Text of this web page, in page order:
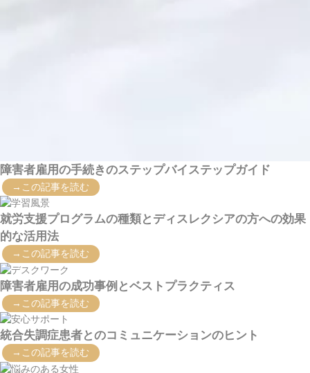
障害者雇用の手続きのステップバイステップガイド
→この記事を読む
就労支援プログラムの種類とディスレクシアの方への効果
的な活用法
→この記事を読む
障害者雇用の成功事例とベストプラクティス
→この記事を読む
統合失調症患者とのコミュニケーションのヒント
→この記事を読む